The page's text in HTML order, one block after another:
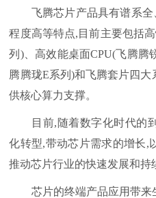
飞腾芯片产品具有谱系全
程度高等特点,目前主要包括
列)、高效能桌面CPU(飞腾腾
腾腾珑E系列)和飞腾套片四
供核心算力支撑。
目前,随着数字化时代的到
化转型,带动芯片需求的增长,
推动芯片行业的快速发展和持
芯片的终端产品应用带来